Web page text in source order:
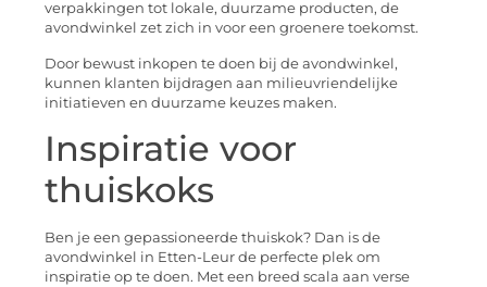
verpakkingen tot lokale, duurzame producten, de
avondwinkel zet zich in voor een groenere toekomst.
Door bewust inkopen te doen bij de avondwinkel,
kunnen klanten bijdragen aan milieuvriendelijke
initiatieven en duurzame keuzes maken.
Inspiratie voor
thuiskoks
Ben je een gepassioneerde thuiskok? Dan is de
avondwinkel in Etten-Leur de perfecte plek om
inspiratie op te doen. Met een breed scala aan verse